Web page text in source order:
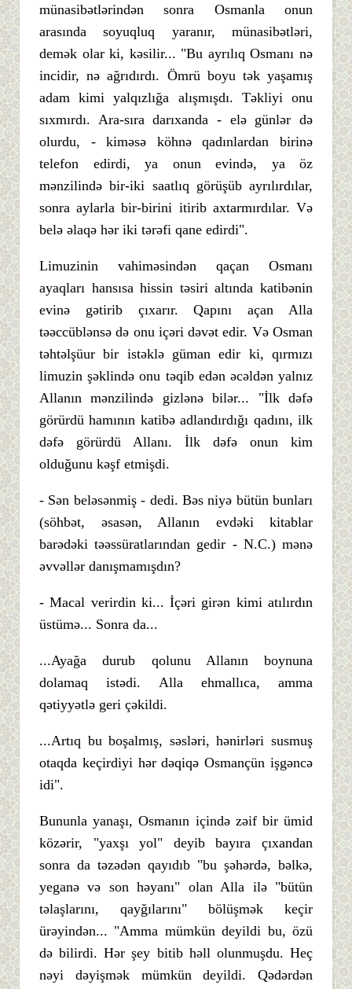
münasibətlərindən sonra Osmanla onun
arasında soyuqluq yaranır, münasibətləri,
demək olar ki, kəsilir... "Bu ayrılıq Osmanı nə
incidir, nə ağrıdırdı. Ömrü boyu tək yaşamış
adam kimi yalqızlığa alışmışdı. Təkliyi onu
sıxmırdı. Ara-sıra darıxanda - elə günlər də
olurdu, - kiməsə köhnə qadınlardan birinə
telefon edirdi, ya onun evində, ya öz
mənzilində bir-iki saatlıq görüşüb ayrılırdılar,
sonra aylarla bir-birini itirib axtarmırdılar. Və
belə əlaqə hər iki tərəfi qane edirdi".
Limuzinin vahiməsindən qaçan Osmanı
ayaqları hansısa hissin təsiri altında katibənin
evinə gətirib çıxarır. Qapını açan Alla
təəccüblənsə də onu içəri dəvət edir. Və Osman
təhtəlşüur bir istəklə güman edir ki, qırmızı
limuzin şəklində onu təqib edən əcəldən yalnız
Allanın mənzilində gizlənə bilər... "İlk dəfə
görürdü hamının katibə adlandırdığı qadını, ilk
dəfə görürdü Allanı. İlk dəfə onun kim
olduğunu kəşf etmişdi.
- Sən beləsənmiş - dedi. Bəs niyə bütün bunları
(söhbət, əsasən, Allanın evdəki kitablar
barədəki təəssüratlarından gedir - N.C.) mənə
əvvəllər danışmamışdın?
- Macal verirdin ki... İçəri girən kimi atılırdın
üstümə... Sonra da...
...Ayağa durub qolunu Allanın boynuna
dolamaq istədi. Alla ehmallıca, amma
qətiyyətlə geri çəkildi.
...Artıq bu boşalmış, səsləri, hənirləri susmuş
otaqda keçirdiyi hər dəqiqə Osmançün işgəncə
idi".
Bununla yanaşı, Osmanın içində zəif bir ümid
közərir, "yaxşı yol" deyib bayıra çıxandan
sonra da təzədən qayıdıb "bu şəhərdə, bəlkə,
yeganə və son həyanı" olan Alla ilə "bütün
təlaşlarını, qayğılarını" bölüşmək keçir
ürəyindən... "Amma mümkün deyildi bu, özü
də bilirdi. Hər şey bitib həll olunmuşdu. Heç
nəyi dəyişmək mümkün deyildi. Qədərdən